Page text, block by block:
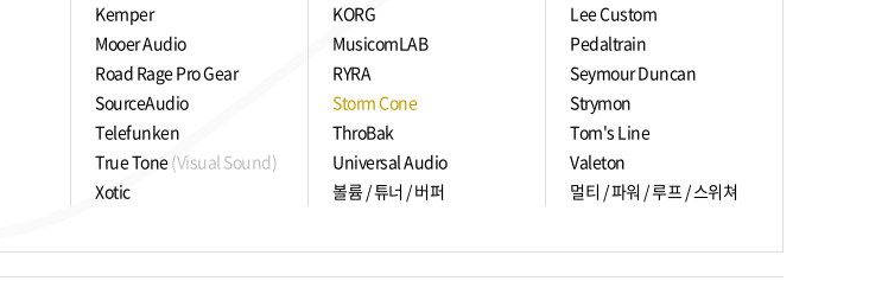
Kemper KORG
Lee Custom
Mooer Audio MusicomLAB
Pedaltrain
Road Rage Pro Gear RYRA
Seymour Duncan
SourceAudio Storm Cone
Strymon
Telefunken ThroBak
Tom's Line
True Tone(Visual Sound) Universal Audio
Valeton
Xotic 볼륨 / 튜너 / 버퍼
멀티 / 파워 / 루프 / 스위쳐